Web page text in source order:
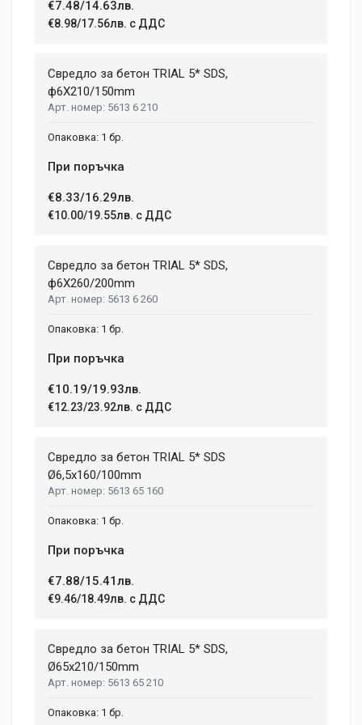
Write A Review
Email Address
Post Your Review
€7.48/14.63лв.
€8.98/17.56лв. с ДДС
Свредло за бетон TRIAL 5* SDS,
ф6X210/150mm
5613 6 210
1 бр.
При поръчка
€8.33/16.29лв.
€10.00/19.55лв. с ДДС
Свредло за бетон TRIAL 5* SDS,
ф6X260/200mm
5613 6 260
1 бр.
При поръчка
€10.19/19.93лв.
€12.23/23.92лв. с ДДС
Свредло за бетон TRIAL 5* SDS
Ø6,5x160/100mm
5613 65 160
1 бр.
При поръчка
€7.88/15.41лв.
€9.46/18.49лв. с ДДС
Свредло за бетон TRIAL 5* SDS,
Ø65х210/150mm
5613 65 210
1 бр.